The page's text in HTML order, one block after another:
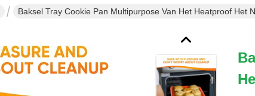
Baksel Tray Cookie Pan Multipurpose Van Het Heatproof Het